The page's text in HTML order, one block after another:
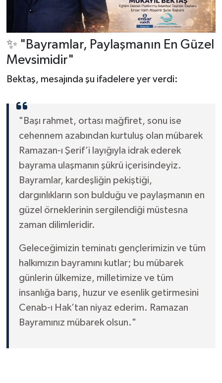
✨ "Bayramlar, Paylaşmanın En Güzel
Mevsimidir"
Bektaş, mesajında şu ifadelere yer verdi:
"Başı rahmet, ortası mağfiret, sonu ise
cehennem azabından kurtuluş olan mübarek
Ramazan-ı Şerif’i layığıyla idrak ederek
bayrama ulaşmanın şükrü içerisindeyiz.
Bayramlar, kardeşliğin pekiştiği,
dargınlıkların son bulduğu ve paylaşmanın en
güzel örneklerinin sergilendiği müstesna
zaman dilimleridir.
Geleceğimizin teminatı gençlerimizin ve tüm
halkımızın bayramını kutlar; bu mübarek
günlerin ülkemize, milletimize ve tüm
insanlığa barış, huzur ve esenlik getirmesini
Cenab-ı Hak’tan niyaz ederim. Ramazan
Bayramınız mübarek olsun."